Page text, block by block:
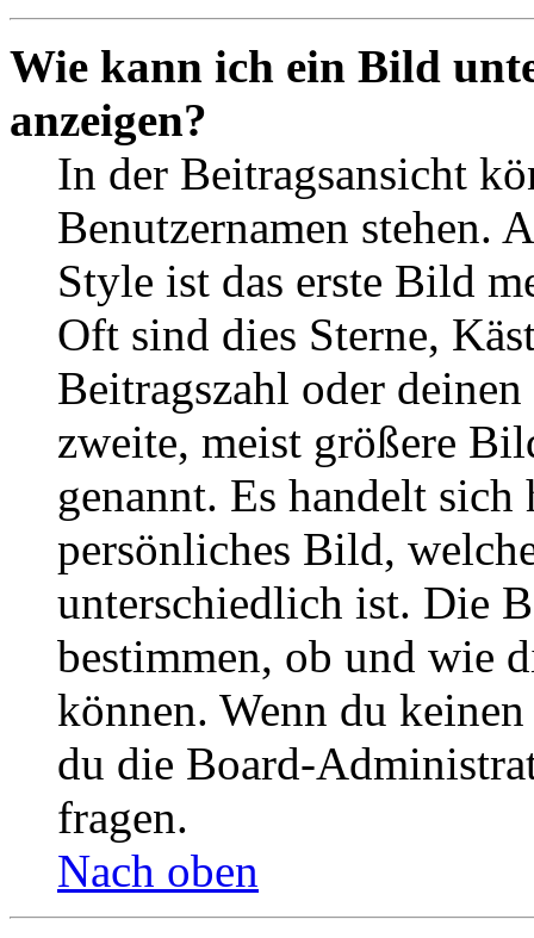
Wie kann ich ein Bild
anzeigen?
In der Beitragsansicht
Benutzernamen stehen.
Style ist das erste Bild
Oft sind dies Sterne,
Beitragszahl oder
zweite, meist größere
genannt. Es handelt
persönliches Bild,
unterschiedlich ist. Die
bestimmen, ob und wie
können. Wenn du
du die Board-
fragen.
Nach oben